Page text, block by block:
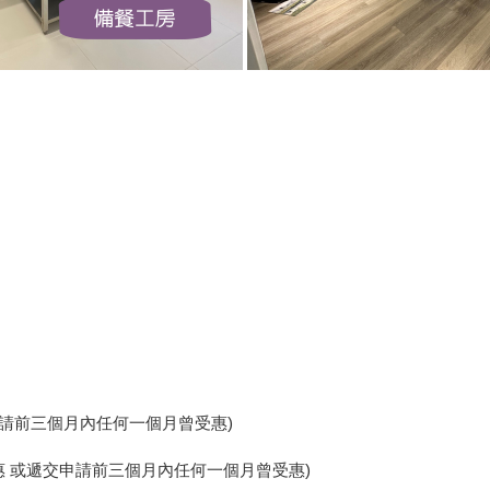
前三個月內任何一個月曾受惠)
或遞交申請前三個月內任何一個月曾受惠)